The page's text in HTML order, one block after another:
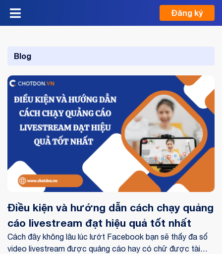
Đăng ký
Blog
Điều kiện và hướng dẫn cách chạy quảng
cáo livestream đạt hiệu quả tốt nhất
Cách đây không lâu lúc lướt Facebook bạn sẽ thấy đa số
video livestream được quảng cáo hay có chữ được tài